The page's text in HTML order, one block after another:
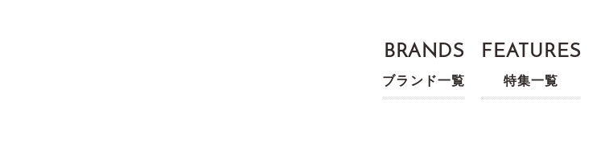
BRANDS
ブランド一覧
FEATURES
特集一覧